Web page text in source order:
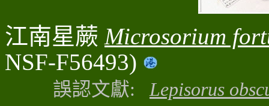
江南星蕨 Microsorium
NSF-F56493)
誤認文獻:Lepisorus